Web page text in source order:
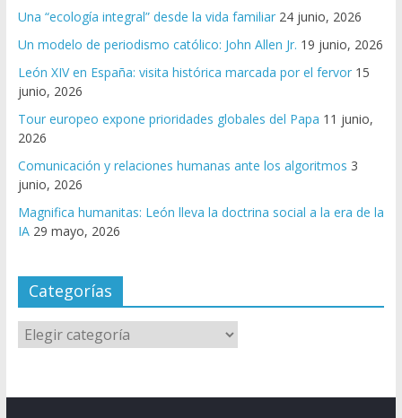
Una “ecología integral” desde la vida familiar 24 junio, 2026
Un modelo de periodismo católico: John Allen Jr. 19 junio, 2026
León XIV en España: visita histórica marcada por el fervor 15
junio, 2026
Tour europeo expone prioridades globales del Papa 11 junio,
2026
Comunicación y relaciones humanas ante los algoritmos 3
junio, 2026
Magnifica humanitas: León lleva la doctrina social a la era de la
IA 29 mayo, 2026
Categorías